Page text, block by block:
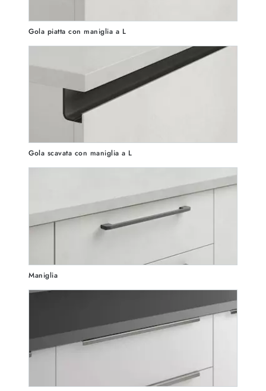
Gola piatta con maniglia a L
Gola scavata con maniglia a L
Maniglia